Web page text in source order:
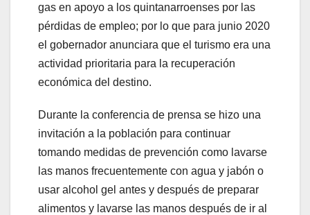
gas en apoyo a los quintanarroenses por las
pérdidas de empleo; por lo que para junio 2020
el gobernador anunciara que el turismo era una
actividad prioritaria para la recuperación
económica del destino.
Durante la conferencia de prensa se hizo una
invitación a la población para continuar
tomando medidas de prevención como lavarse
las manos frecuentemente con agua y jabón o
usar alcohol gel antes y después de preparar
alimentos y lavarse las manos después de ir al